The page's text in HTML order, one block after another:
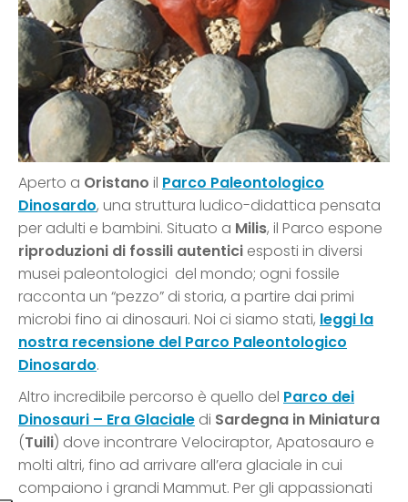
Aperto a Oristano il Parco Paleontologico
Dinosardo, una struttura ludico-didattica pensata
per adulti e bambini. Situato a Milis, il Parco espone
riproduzioni di fossili autentici esposti in diversi
musei paleontologici del mondo; ogni fossile
racconta un “pezzo” di storia, a partire dai primi
microbi fino ai dinosauri. Noi ci siamo stati, leggi la
nostra recensione del Parco Paleontologico
Dinosardo.
Altro incredibile percorso è quello del Parco dei
Dinosauri – Era Glaciale di Sardegna in Miniatura
(Tuili) dove incontrare Velociraptor, Apatosauro e
molti altri, fino ad arrivare all’era glaciale in cui
compaiono i grandi Mammut. Per gli appassionati